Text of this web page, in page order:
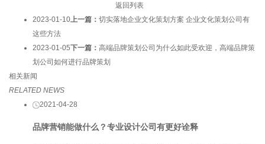
返回列表
2023-01-10上一篇： 切实落地企业文化策划方案 企业文化策划公司有
这些方法
2023-01-05下一篇： 高端品牌策划公司为什么如此受欢迎，高端品牌策
划公司如何进行品牌策划
相关新闻
RELATED NEWS
2021-04-28
品牌营销能做什么？专业设计公司有更好诠释